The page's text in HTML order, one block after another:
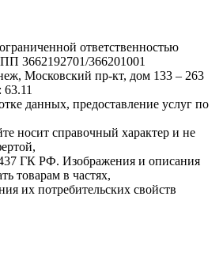
ответственностью
3662192701/366201001
Московский пр-кт, дом 133 – 263
данных, предоставление услуг по
носит справочный характер и не
ГК РФ. Изображения и описания
товарам в частях,
их потребительских свойств